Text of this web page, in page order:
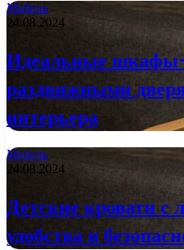
Мебель
24.08.2024
Идеальные
раздвижными
интерьера
Мебель
24.08.2024
Детские кровати с
удобства и